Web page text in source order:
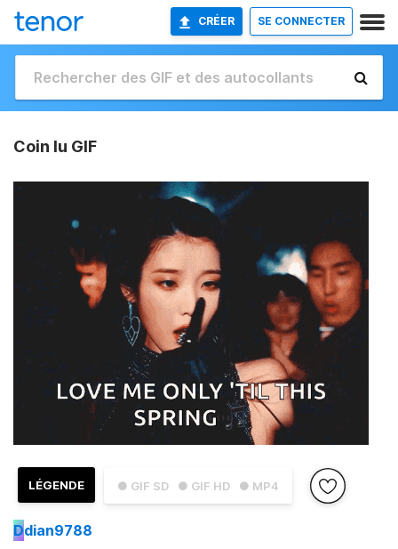
CRÉER SE CONNECTER
Coin Iu GIF
● GIF SD ● GIF HD ● MP4
LÉGENDE
Ddian9788